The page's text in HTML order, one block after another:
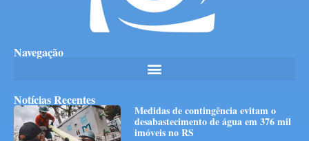
Navegação
Notícias Recentes
Medidas de contingência evitam o
desabastecimento de água em 376 mil
imóveis no RS